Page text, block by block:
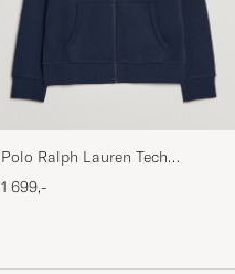
Polo Ralph Lauren Tech
Performance Full Zip Navy
1 699,-